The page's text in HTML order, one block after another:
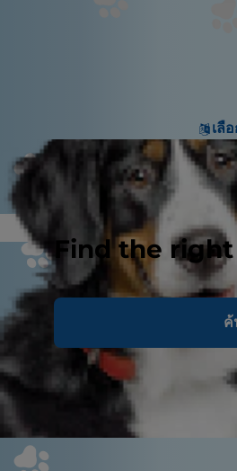
เลื
Find the
ค้